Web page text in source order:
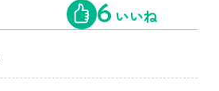
6 いいね